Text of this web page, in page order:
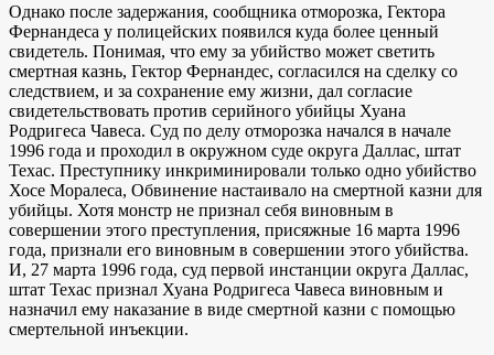
Однако после задержания, сообщника отморозка, Гектора
Фернандеса у полицейских появился куда более ценный
свидетель. Понимая, что ему за убийство может светить
смертная казнь, Гектор Фернандес, согласился на сделку со
следствием, и за сохранение ему жизни, дал согласие
свидетельствовать против серийного убийцы Хуана
Родригеса Чавеса. Суд по делу отморозка начался в начале
1996 года и проходил в окружном суде округа Даллас, штат
Техас. Преступнику инкриминировали только одно убийство
Хосе Моралеса, Обвинение настаивало на смертной казни для
убийцы. Хотя монстр не признал себя виновным в
совершении этого преступления, присяжные 16 марта 1996
года, признали его виновным в совершении этого убийства.
И, 27 марта 1996 года, суд первой инстанции округа Даллас,
штат Техас признал Хуана Родригеса Чавеса виновным и
назначил ему наказание в виде смертной казни с помощью
смертельной инъекции.